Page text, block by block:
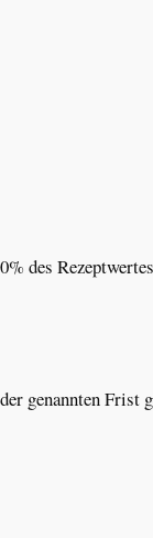
des
genannten Frist